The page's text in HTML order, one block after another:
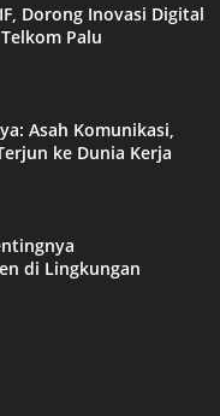
Dorong Inovasi Digital
Palu
Asah Komunikasi,
ke Dunia Kerja
di Lingkungan